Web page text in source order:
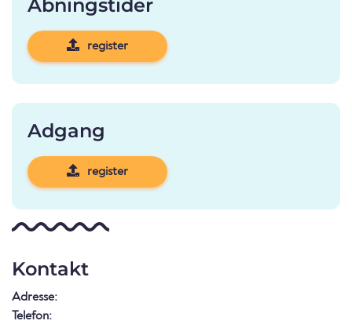
Åbningstider
register
Adgang
register
Kontakt
Adresse:
Telefon: